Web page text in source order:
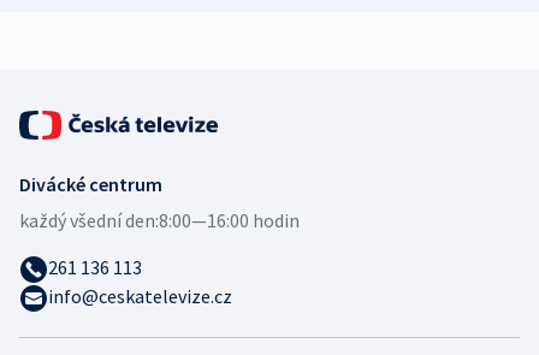
Divácké centrum
každý všední den:8:00—16:00 hodin
261 136 113
info@ceskatelevize.cz